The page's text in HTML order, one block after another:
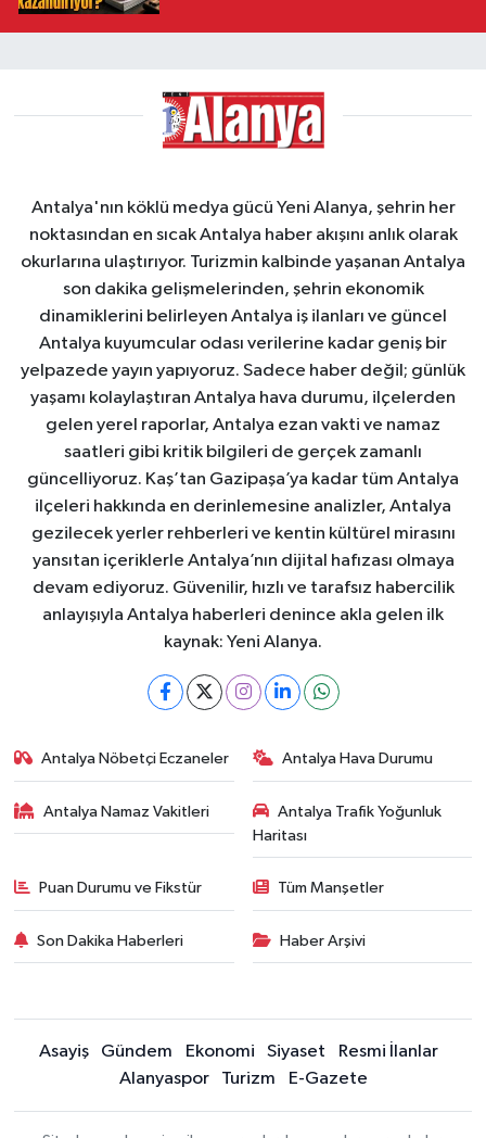
Antalya'nın köklü medya gücü Yeni Alanya, şehrin her
noktasından en sıcak Antalya haber akışını anlık olarak
okurlarına ulaştırıyor. Turizmin kalbinde yaşanan Antalya
son dakika gelişmelerinden, şehrin ekonomik
dinamiklerini belirleyen Antalya iş ilanları ve güncel
Antalya kuyumcular odası verilerine kadar geniş bir
yelpazede yayın yapıyoruz. Sadece haber değil; günlük
yaşamı kolaylaştıran Antalya hava durumu, ilçelerden
gelen yerel raporlar, Antalya ezan vakti ve namaz
saatleri gibi kritik bilgileri de gerçek zamanlı
güncelliyoruz. Kaş’tan Gazipaşa’ya kadar tüm Antalya
ilçeleri hakkında en derinlemesine analizler, Antalya
gezilecek yerler rehberleri ve kentin kültürel mirasını
yansıtan içeriklerle Antalya’nın dijital hafızası olmaya
devam ediyoruz. Güvenilir, hızlı ve tarafsız habercilik
anlayışıyla Antalya haberleri denince akla gelen ilk
kaynak: Yeni Alanya.
Antalya Nöbetçi Eczaneler Antalya Hava Durumu
Antalya Namaz Vakitleri
Antalya Trafik Yoğunluk
Haritası
Puan Durumu ve Fikstür Tüm Manşetler
Son Dakika Haberleri Haber Arşivi
Asayiş Gündem Ekonomi Siyaset
Resmi İlanlar
Alanyaspor
Turizm E-Gazete